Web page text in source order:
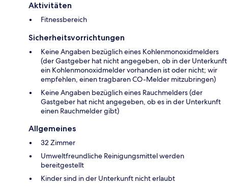
Aktivitäten
Fitnessbereich
Sicherheitsvorrichtungen
Keine Angaben bezüglich eines Kohlenmonoxidmelders
(der Gastgeber hat nicht angegeben, ob in der Unterkunft
ein Kohlenmonoxidmelder vorhanden ist oder nicht; wir
empfehlen, einen tragbaren CO-Melder mitzubringen)
Keine Angaben bezüglich eines Rauchmelders (der
Gastgeber hat nicht angegeben, ob es in der Unterkunft
einen Rauchmelder gibt)
Allgemeines
32 Zimmer
Umweltfreundliche Reinigungsmittel werden
bereitgestellt
Kinder sind in der Unterkunft nicht erlaubt